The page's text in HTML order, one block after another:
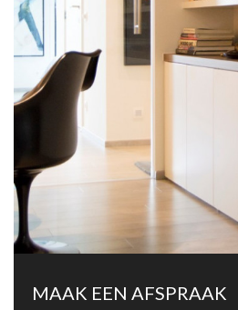
MAAK EEN AFSPRAAK